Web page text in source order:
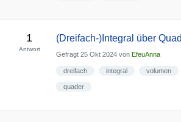
1
Antwort
(Dreifach-)Integral über
Gefragt 25 Okt 2024 von EfeuAnna
dreifach integral volumen
quader